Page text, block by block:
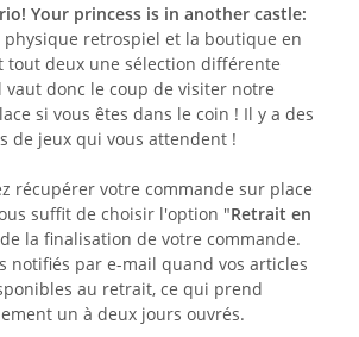
Your princess is in another castle:
physique retrospiel et la boutique en
tout deux une sélection différente
vaut donc le coup de visiter notre
si vous êtes dans le coin ! Il y a des
de jeux qui vous attendent !
récupérer votre commande sur place
suffit de choisir l'option "Retrait en
la finalisation de votre commande.
notifiés par e-mail quand vos articles
au retrait, ce qui prend
un à deux jours ouvrés.